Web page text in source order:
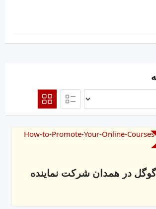
گوگل در همدان شرکت نماینده